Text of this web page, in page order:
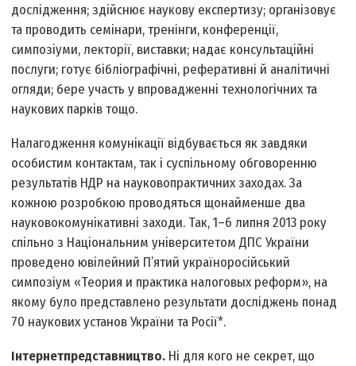
дослідження; здійснює наукову експертизу; організовує
та проводить семінари, тренінги, конференції,
симпозіуми, лекторії, виставки; надає консультаційні
послуги; готує бібліографічні, реферативні й аналітичні
огляди; бере участь у впровадженні технологічних та
наукових парків тощо.
Налагодження комунікації відбувається як завдяки
особистим контактам, так і суспільному обговоренню
результатів НДР на науково­практичних заходах. За
кожною розробкою проводяться щонайменше два
науково­комунікативні заходи. Так, 1–6 липня 2013 року
спільно з Національним університетом ДПС України
проведено ювілейний П’ятий україно­російський
симпозіум «Теория и практика налоговых реформ», на
якому було представлено результати досліджень понад
70 наукових установ України та Росії*.
Інтернет­представництво. Ні для кого не секрет, що